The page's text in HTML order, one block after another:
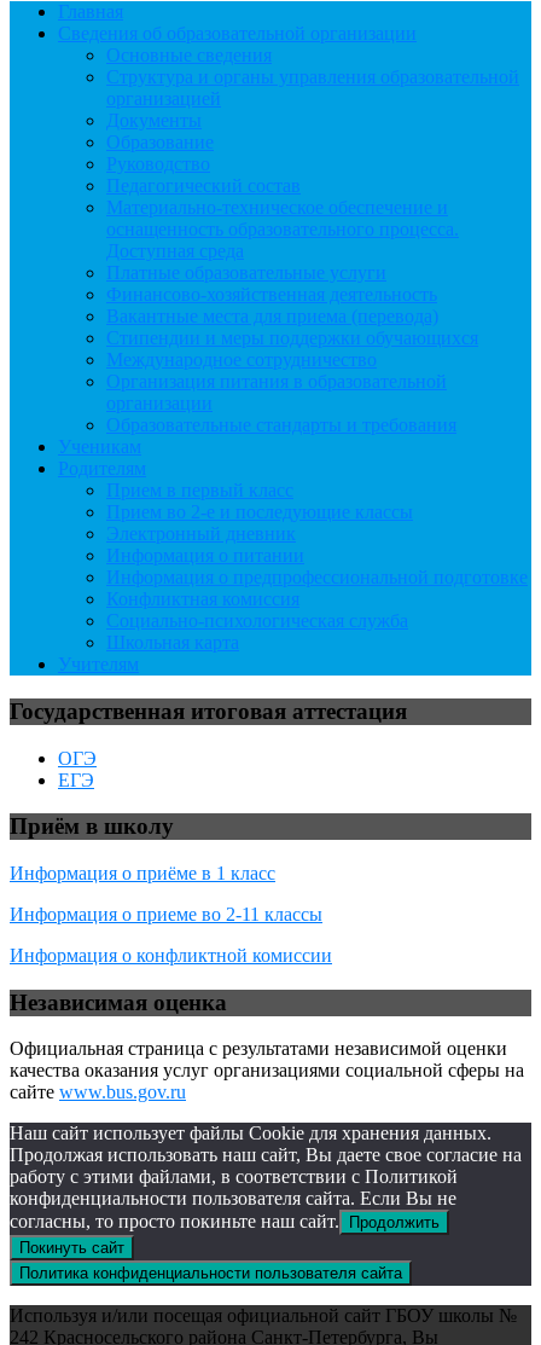
Главная
Сведения об образовательной организации
Основные сведения
Структура и органы управления образовательной
организацией
Документы
Образование
Руководство
Педагогический состав
Материально-техническое обеспечение и
оснащенность образовательного процесса.
Доступная среда
Платные образовательные услуги
Финансово-хозяйственная деятельность
Вакантные места для приема (перевода)
Стипендии и меры поддержки обучающихся
Международное сотрудничество
Организация питания в образовательной
организации
Образовательные стандарты и требования
Ученикам
Родителям
Прием в первый класс
Прием во 2-е и последующие классы
Электронный дневник
Информация о питании
Информация о предпрофессиональной подготовке
Конфликтная комиссия
Социально-психологическая служба
Школьная карта
Учителям
Государственная итоговая аттестация
ОГЭ
ЕГЭ
Приём в школу
Информация о приёме в 1 класс
Информация о приеме во 2-11 классы
Информация о конфликтной комиссии
Независимая оценка
Официальная страница с результатами независимой оценки
качества оказания услуг организациями социальной сферы на
сайте www.bus.gov.ru
Наш сайт использует файлы Cookie для хранения данных.
Продолжая использовать наш сайт, Вы даете свое согласие на
работу с этими файлами, в соответствии с Политикой
конфиденциальности пользователя сайта. Если Вы не
согласны, то просто покиньте наш сайт.
Продолжить
Покинуть сайт
Политика конфиденциальности пользователя сайта
Используя и/или посещая официальной сайт ГБОУ школы №
242 Красносельского района Санкт-Петербурга, Вы